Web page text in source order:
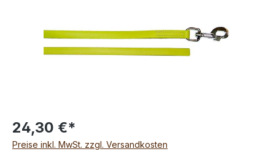
24,30 €*
Preise inkl. MwSt. zzgl. Versandkosten